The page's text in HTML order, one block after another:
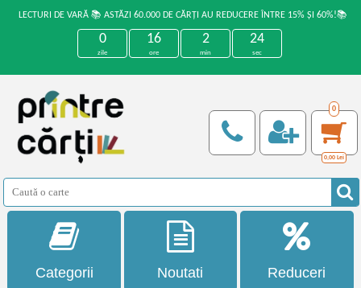
LECTURI DE VARĂ 📚 ASTĂZI 60.000 DE CĂRȚI AU REDUCERE ÎNTRE 15% ȘI 60%!📚
0
zile
16
ore
2
min
24
sec
0
0,00 Lei
Categorii Noutati Reduceri